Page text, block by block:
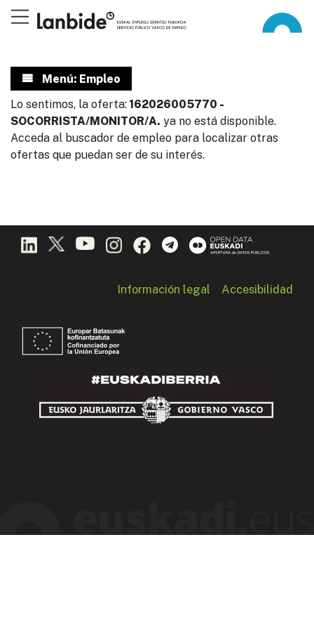
Menú: Empleo
Lo sentimos, la oferta: 162026005770 -
SOCORRISTA/MONITOR/A. ya no está disponible.
Acceda al buscador de empleo para localizar otras
ofertas que puedan ser de su interés.
Información legal Accesibilidad